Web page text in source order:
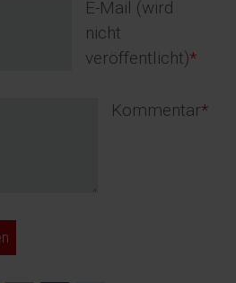
Pflichtfeld
E-Mail (wird
nicht
veröffentlicht)*
Pflichtfeld
Kommentar*